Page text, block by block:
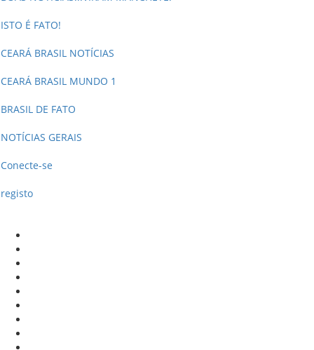
ISTO É FATO!
CEARÁ BRASIL NOTÍCIAS
CEARÁ BRASIL MUNDO 1
BRASIL DE FATO
NOTÍCIAS GERAIS
Conecte-se
registo